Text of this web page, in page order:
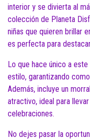
interior y se divierta al
colección de Planeta
niñas que quieren brillar
es perfecta para
Lo que hace único a
estilo, garantizando
Además, incluye un
atractivo, ideal para
celebraciones.
No dejes pasar la